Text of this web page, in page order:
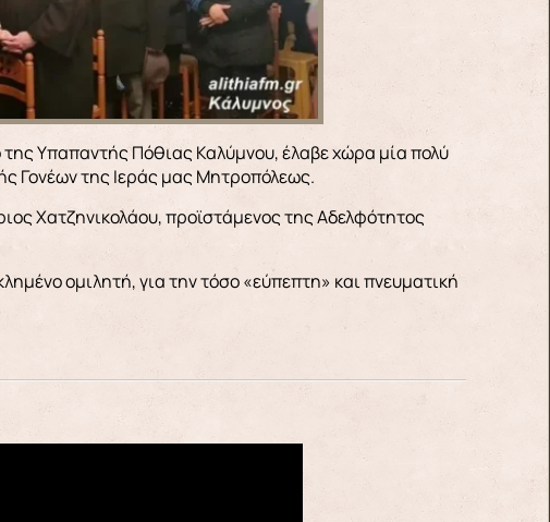
Γονέων της Ιεράς μας Μητροπόλεως.
Χατζηνικολάου, προϊστάμενος της Αδελφότητος
ομιλητή, για την τόσο «εύπεπτη» και πνευματική